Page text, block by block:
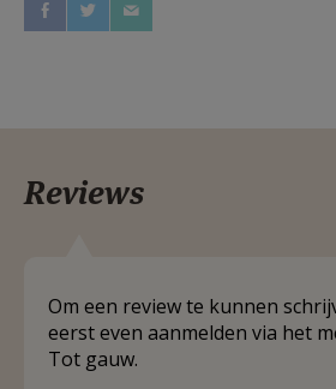
Reviews
Om een review te kunnen
eerst even aanmelden via het
Tot gauw.